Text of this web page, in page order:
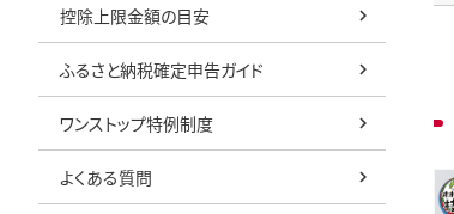
控除上限金額の目安
ふるさと納税確定申告ガイド
ワンストップ特例制度
よくある質問